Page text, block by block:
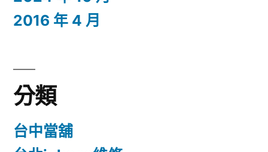
2016 年 4 月
分類
台中當舖